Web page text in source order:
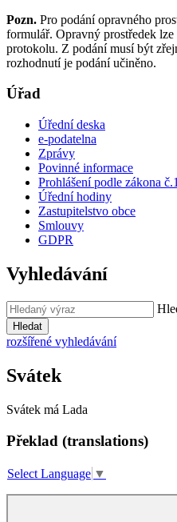
Pozn. Pro podání opravného
formulář. Opravný prostředek
protokolu. Z podání musí být
rozhodnutí je podání učiněno.
Úřad
Úřední deska
e-podatelna
Zprávy
Povinné informace
Prohlášení podle zákona
Úřední hodiny
Zastupitelstvo obce
Smlouvy
GDPR
Vyhledávání
Hledat
rozšířené vyhledávání
Svátek
Svátek má Lada
Překlad (translations)
Select Language ▼